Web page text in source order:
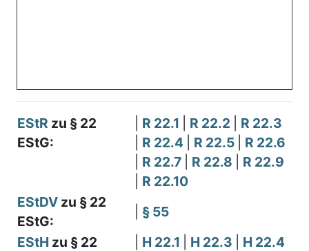
EStR zu § 22
EStG:
R 22.1 R 22.2
R 22.3
R 22.4 R 22.5
R 22.6
R 22.7 R 22.8
R 22.9
R 22.10
EStDV zu § 22
EStG:
§ 55
EStH zu § 22
H 22.1 H 22.3
H 22.4